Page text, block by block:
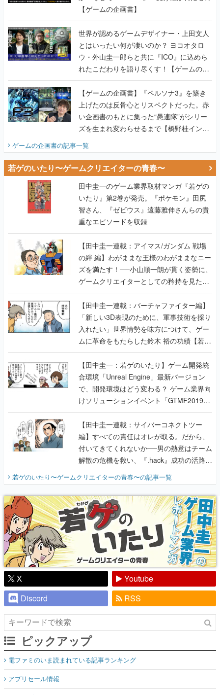
とはいったい何が凄いのか？ ヨコオタロ
ウ・外山圭一郎らと共に『ICO』に込めら
れたこだわりを語り尽くす！【ゲームの企
画書】
【ゲームの企画書】『ペルソナ3』を築き
上げたのは反骨心とリスペクトだった。赤
い企画書のもとに集った“愚連隊”がシリー
ズを生まれ変わらせるまで【橋野桂インタ
ビュー】
ゲームの企画書の記事一覧
若ゲのいたり〜ゲームクリエイターの青春〜
田中圭一のゲーム業界取材マンガ『若ゲの
いたり』第2巻が発売。『ポケモン』田尻
智さん、『ゼビウス』遠藤雅伸さんらの貴
重なエピソードを収録
【田中圭一連載：アイマス/ガンダム 戦場
の絆 編】わがままな王様のわがままなニー
ズを満たす！──小山順一朗が貫く姿勢に、
ゲームクリエイターとしての矜持を見た
【若ゲのいたり最終回】
【田中圭一連載：バーチャファイター編】
「新しい3D表現のために、軍事技術を採り
入れたい」世界情勢を味方につけて、ゲー
ムに革命をもたらした鈴木 裕の功績【若ゲ
のいたり】
【田中圭一：若ゲのいたり】ゲーム開発統
合環境「Unreal Engine」最新バージョン
で、開発環境はどう変わる？ ゲーム業界向
けソリューションイベント「GTMF2019」
に行って、より理解を深めよう【PR】
【田中圭一連載：サイバーコネクトツー
編】すべての責任はオレが取る。だから、
付いてきてくれないか──男の熱意はチーム
解散の危機を救い、『.hack』成功の活路を
開く。業界の快男児・松山 洋に流れる血は
『少年ジャンプ』色だった【若ゲのいた
り】
若ゲのいたり〜ゲームクリエイターの青春〜の記事一覧
X
Youtube
Discord
RSS
ピックアップ
電ファミのいま読まれている記事ランキング
アプリセール情報
インタビュー
連載・特集一覧